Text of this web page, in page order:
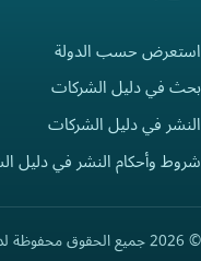
استعرض حسب الدولة
بحث في دليل الشركات
النشر في دليل الشركات
شروط وأحكام النشر في دليل
© 2026 جميع الحقوق محفوظة لدليل جلودو للشركات